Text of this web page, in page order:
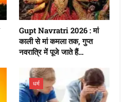
Gupt Navratri 2026 : मां
काली से मां कमला तक, गुप्त
नवरात्रि में पूजे जाते हैं…
धर्म